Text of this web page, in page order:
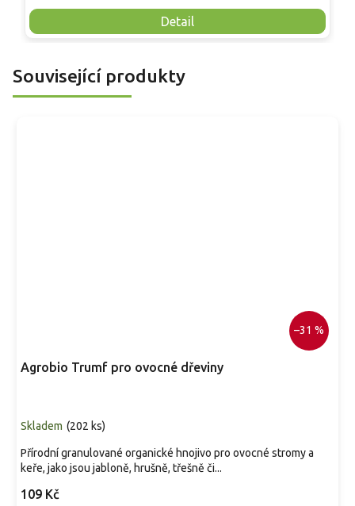
Detail
'Redhaven', přibližně v srpnu. Hodí se k přímé konzumaci, do
kompotů, džemů, koláčů, ovocných salátů i mražení.
Související produkty
–31 %
Agrobio Trumf pro ovocné dřeviny
Skladem (202 ks)
109 Kč
Přírodní granulované organické hnojivo pro ovocné stromy a
keře, jako jsou jabloně, hrušně, třešně či...